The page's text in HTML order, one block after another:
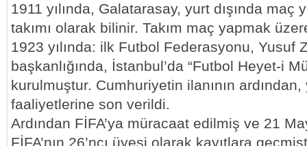
1911 yılında, Galatarasay, yurt dışında maç
takımı olarak bilinir. Takım maç yapmak
1923 yılında: ilk Futbol Federasyonu, Yusuf
başkanlığında, İstanbul’da “Futbol Heyet-i
kurulmuştur. Cumhuriyetin ilanının ardından,
faaliyetlerine son verildi.
Ardından FİFA’ya müracaat edilmiş ve 21
FİFA’nın 26’ncı üyesi olarak kayıtlara